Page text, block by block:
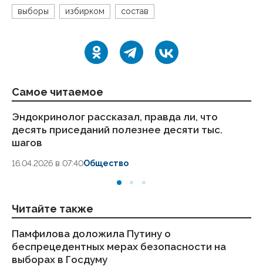
выборы избирком состав
Самое читаемое
Эндокринолог рассказал, правда ли, что
десять приседаний полезнее десяти тыс.
шагов
16.04.2026 в 07:40Общество
Читайте также
Памфилова доложила Путину о
беспрецедентных мерах безопасности на
выборах в Госдуму